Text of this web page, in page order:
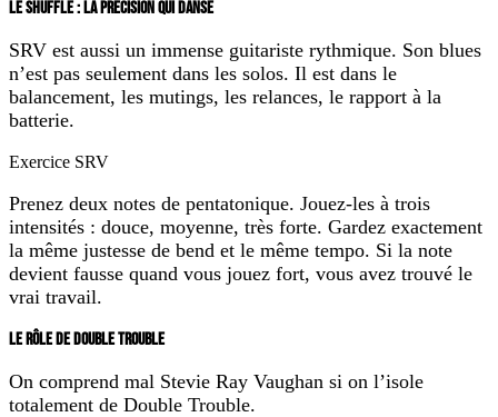
LE SHUFFLE : LA PRÉCISION QUI DANSE
SRV est aussi un immense guitariste rythmique. Son blues
n’est pas seulement dans les solos. Il est dans le
balancement, les mutings, les relances, le rapport à la
batterie.
Exercice SRV
Prenez deux notes de pentatonique. Jouez-les à trois
intensités : douce, moyenne, très forte. Gardez exactement
la même justesse de bend et le même tempo. Si la note
devient fausse quand vous jouez fort, vous avez trouvé le
vrai travail.
LE RÔLE DE DOUBLE TROUBLE
On comprend mal Stevie Ray Vaughan si on l’isole
totalement de Double Trouble.